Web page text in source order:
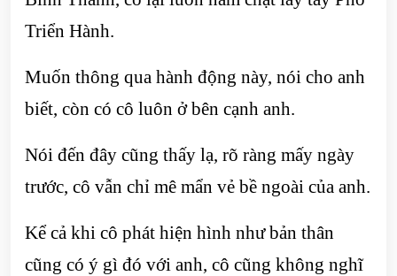
Triển Hành.
Muốn thông qua hành động này, nói cho anh
biết, còn có cô luôn ở bên cạnh anh.
Nói đến đây cũng thấy lạ, rõ ràng mấy ngày
trước, cô vẫn chỉ mê mẩn vẻ bề ngoài của anh.
Kể cả khi cô phát hiện hình như bản thân
cũng có ý gì đó với anh, cô cũng không nghĩ